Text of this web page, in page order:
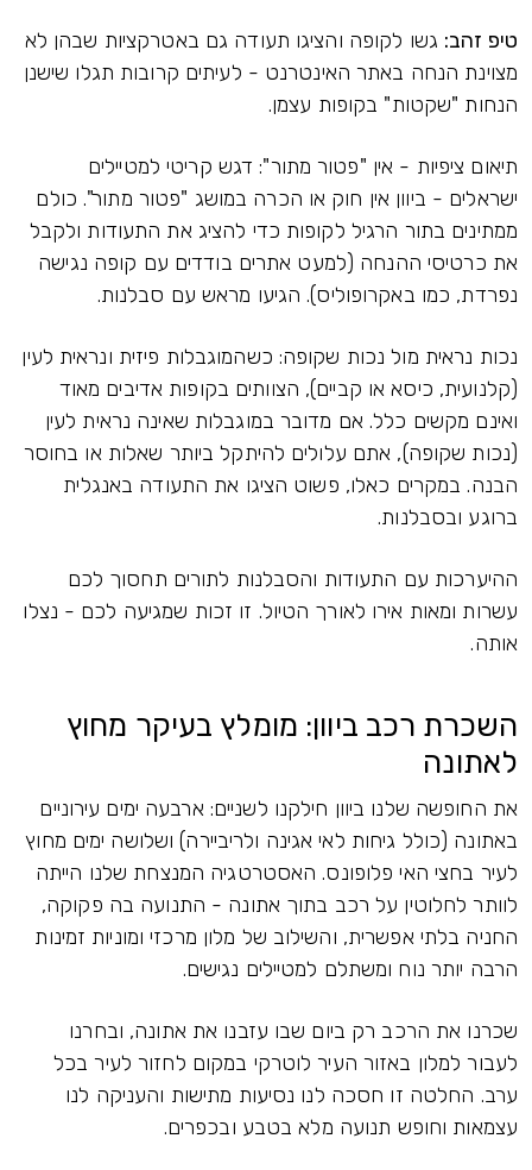
טיפ זהב: גשו לקופה והציגו תעודה גם באטרקציות שבהן לא
מצוינת הנחה באתר האינטרנט - לעיתים קרובות תגלו שישנן
הנחות "שקטות" בקופות עצמן.
תיאום ציפיות - אין "פטור מתור": דגש קריטי למטיילים
ישראלים - ביוון אין חוק או הכרה במושג "פטור מתור". כולם
ממתינים בתור הרגיל לקופות כדי להציג את התעודות ולקבל
את כרטיסי ההנחה (למעט אתרים בודדים עם קופה נגישה
נפרדת, כמו באקרופוליס). הגיעו מראש עם סבלנות.
נכות נראית מול נכות שקופה: כשהמוגבלות פיזית ונראית לעין
(קלנועית, כיסא או קביים), הצוותים בקופות אדיבים מאוד
ואינם מקשים כלל. אם מדובר במוגבלות שאינה נראית לעין
(נכות שקופה), אתם עלולים להיתקל ביותר שאלות או בחוסר
הבנה. במקרים כאלו, פשוט הציגו את התעודה באנגלית
ברוגע ובסבלנות.
ההיערכות עם התעודות והסבלנות לתורים תחסוך לכם
עשרות ומאות אירו לאורך הטיול. זו זכות שמגיעה לכם - נצלו
אותה.
השכרת רכב ביוון: מומלץ בעיקר מחוץ
לאתונה
את החופשה שלנו ביוון חילקנו לשניים: ארבעה ימים עירוניים
באתונה (כולל גיחות לאי אגינה ולריביירה) ושלושה ימים מחוץ
לעיר בחצי האי פלופונס. האסטרטגיה המנצחת שלנו הייתה
לוותר לחלוטין על רכב בתוך אתונה - התנועה בה פקוקה,
החניה בלתי אפשרית, והשילוב של מלון מרכזי ומוניות זמינות
הרבה יותר נוח ומשתלם למטיילים נגישים.
שכרנו את הרכב רק ביום שבו עזבנו את אתונה, ובחרנו
לעבור למלון באזור העיר לוטרקי במקום לחזור לעיר בכל
ערב. החלטה זו חסכה לנו נסיעות מתישות והעניקה לנו
עצמאות וחופש תנועה מלא בטבע ובכפרים.